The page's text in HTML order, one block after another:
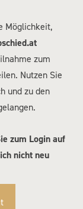
Möglichkeit,
zum
Nutzen Sie
und zu den
zum Login auf
nicht neu